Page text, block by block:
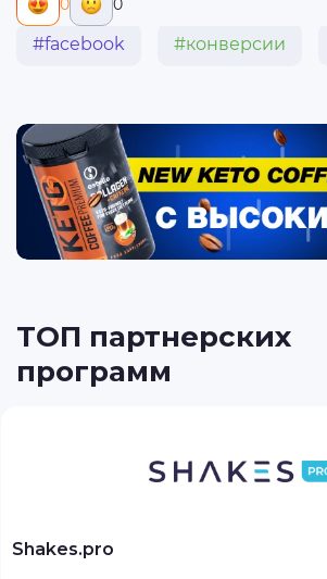
0 0
#facebook #конверсии
ТОП партнерских
программ
Shakes.pro